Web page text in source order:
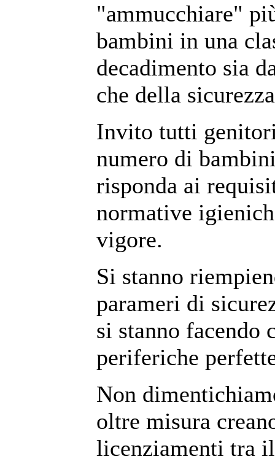
"ammucchiare"
bambini in una
decadimento sia
che della
Invito tutti
numero di
risponda ai
normative
vigore.
Si stanno
parameri di
si stanno facendo
periferiche
Non
oltre misura
licenziamenti tra